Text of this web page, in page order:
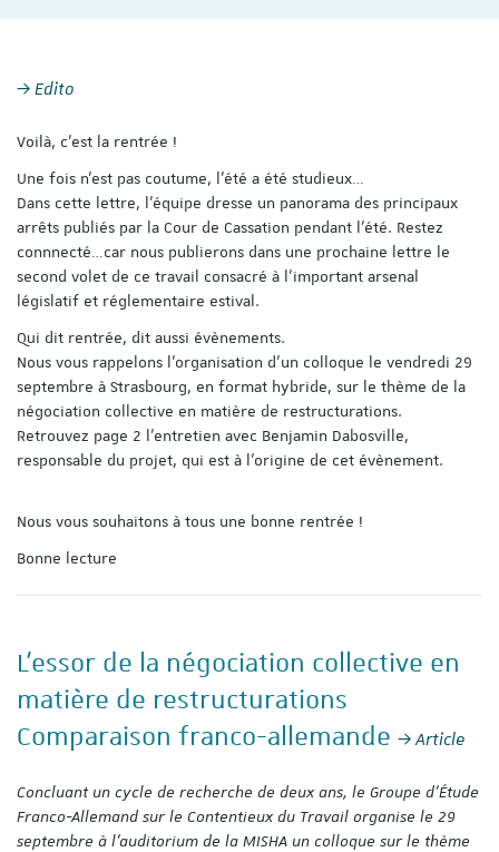
Edito
Voilà, c’est la rentrée !
Une fois n’est pas coutume, l’été a été studieux…
Dans cette lettre, l’équipe dresse un panorama des principaux
arrêts publiés par la Cour de Cassation pendant l’été. Restez
connnecté…car nous publierons dans une prochaine lettre le
second volet de ce travail consacré à l’important arsenal
législatif et réglementaire estival.
Qui dit rentrée, dit aussi évènements.
Nous vous rappelons l’organisation d’un colloque le vendredi 29
septembre à Strasbourg, en format hybride, sur le thème de la
négociation collective en matière de restructurations.
Retrouvez page 2 l’entretien avec Benjamin Dabosville,
responsable du projet, qui est à l’origine de cet évènement.
Nous vous souhaitons à tous une bonne rentrée !
Bonne lecture
L’essor de la négociation collective en
matière de restructurations
Comparaison franco-allemande
Article
Concluant un cycle de recherche de deux ans, le Groupe d’Étude
Franco-Allemand sur le Contentieux du Travail organise le 29
septembre à l’auditorium de la MISHA un colloque sur le thème